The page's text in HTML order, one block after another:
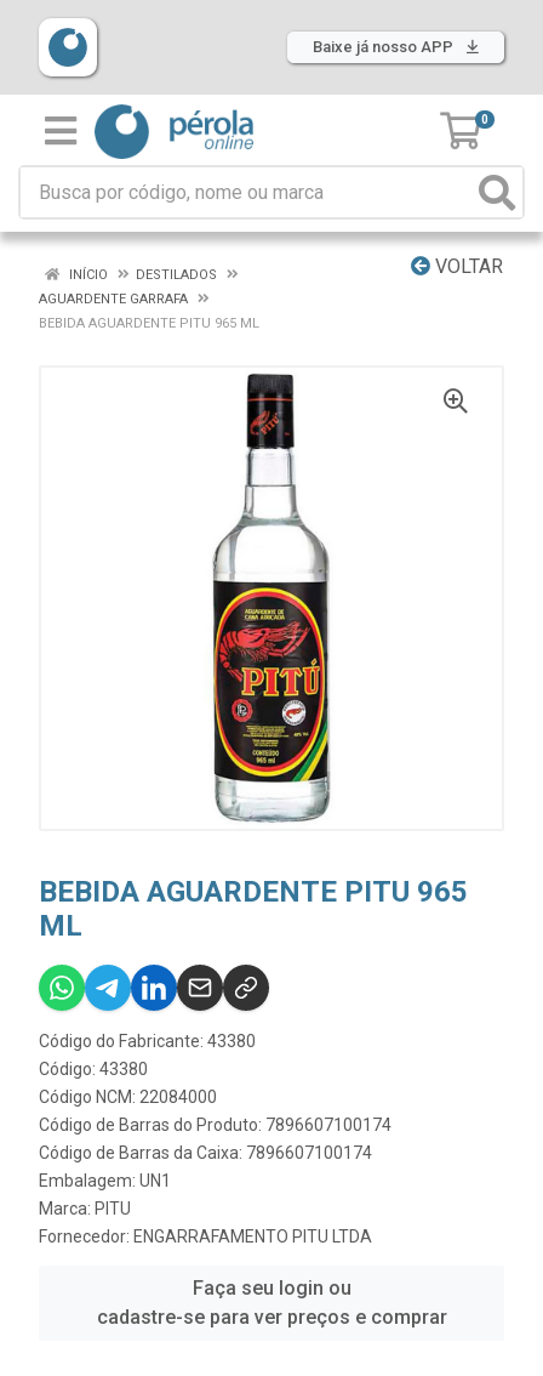
Baixe já nosso APP
0
VOLTAR
INÍCIO
DESTILADOS
AGUARDENTE GARRAFA
BEBIDA AGUARDENTE PITU 965 ML
BEBIDA AGUARDENTE PITU 965
ML
Código do Fabricante: 43380
Código: 43380
Código NCM: 22084000
Código de Barras do Produto: 7896607100174
Código de Barras da Caixa: 7896607100174
Embalagem: UN1
Marca: PITU
Fornecedor: ENGARRAFAMENTO PITU LTDA
Faça seu login ou
cadastre-se para ver preços e comprar